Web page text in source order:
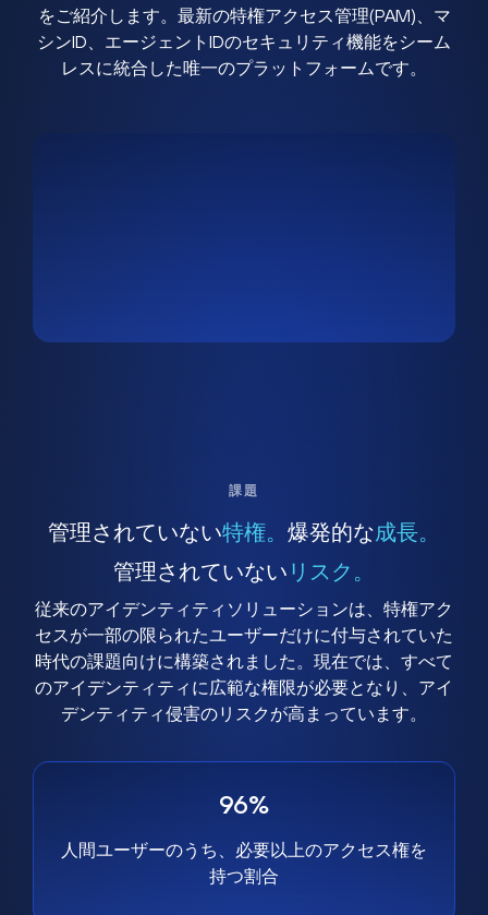
をご紹介します。最新の特権アクセス管理(PAM)、マ
シンID、エージェントIDのセキュリティ機能をシーム
レスに統合した唯一のプラットフォームです。
課題
管理されていない特権。 爆発的な成長。
管理されていない リスク。
従来のアイデンティティソリューションは、特権アク
セスが一部の限られたユーザーだけに付与されていた
時代の課題向けに構築されました。現在では、すべて
のアイデンティティに広範な権限が必要となり、アイ
デンティティ侵害のリスクが高まっています。
96%
人間ユーザーのうち、必要以上のアクセス権を
持つ割合